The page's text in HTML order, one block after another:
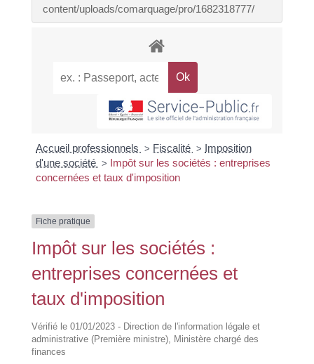
content/uploads/comarquage/pro/1682318777/
Accueil professionnels > Fiscalité > Imposition
d'une société > Impôt sur les sociétés : entreprises
concernées et taux d'imposition
Fiche pratique
Impôt sur les sociétés :
entreprises concernées et
taux d'imposition
Vérifié le 01/01/2023 - Direction de l'information légale et
administrative (Première ministre), Ministère chargé des
finances